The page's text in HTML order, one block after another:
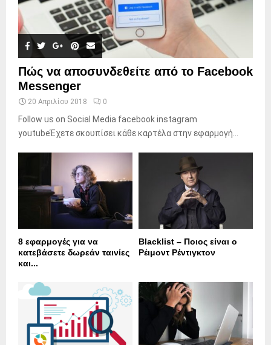
Πώς να αποσυνδεθείτε από το Facebook
Messenger
20 Απριλίου 2018 0
Follow us on Social Media facebook instagram
youtubeΈχετε σκουπίσει κάθε καρτέλα στην εφαρμογή...
8 εφαρμογές για να
κατεβάσετε δωρεάν ταινίες
και...
Blacklist – Ποιος είναι ο
Ρέιμοντ Ρέντιγκτον